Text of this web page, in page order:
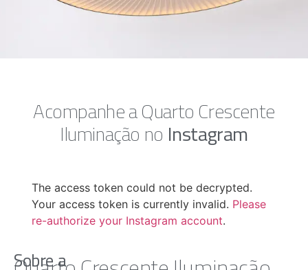
Acompanhe a Quarto Crescente
Iluminação no Instagram
The access token could not be decrypted.
Your access token is currently invalid. Please
re-authorize your Instagram account.
Sobre a